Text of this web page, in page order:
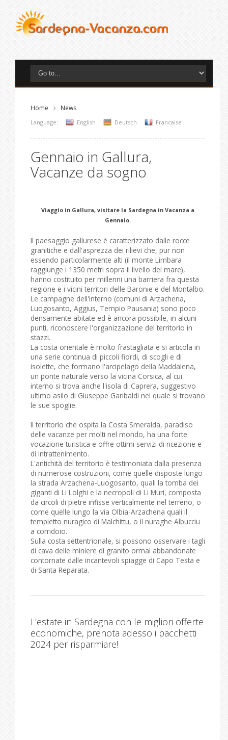
Home News
Language: English Deutsch Francaise
Gennaio in Gallura,
Vacanze da sogno
Viaggio in Gallura, visitare la Sardegna in Vacanza a
Gennaio.
Il paesaggio gallurese è caratterizzato dalle rocce
granitiche e dall'asprezza dei rilievi che, pur non
essendo particolarmente alti (il monte Limbara
raggiunge i 1350 metri sopra il livello del mare),
hanno costituito per millenni una barriera fra questa
regione e i vicini territori delle Baronie e del Montalbo.
Le campagne dell'interno (comuni di Arzachena,
Luogosanto, Aggius, Tempio Pausania) sono poco
densamente abitate ed è ancora possibile, in alcuni
punti, riconoscere l'organizzazione del territorio in
stazzi.
La costa orientale è molto frastagliata e si articola in
una serie continua di piccoli fiordi, di scogli e di
isolette, che formano l'arcipelago della Maddalena,
un ponte naturale verso la vicina Corsica, al cui
interno si trova anche l'isola di Caprera, suggestivo
ultimo asilo di Giuseppe Garibaldi nel quale si trovano
le sue spoglie.
Il territorio che ospita la Costa Smeralda, paradiso
delle vacanze per molti nel mondo, ha una forte
vocazione turistica e offre ottimi servizi di ricezione e
di intrattenimento.
L'antichità del territorio è testimoniata dalla presenza
di numerose costruzioni, come quelle disposte lungo
la strada Arzachena-Luogosanto, quali la tomba dei
giganti di Li Lolghi e la necropoli di Li Muri, composta
da circoli di pietre infisse verticalmente nel terreno, o
come quelle lungo la via Olbia-Arzachena quali il
tempietto nuragico di Malchittu, o il nuraghe Albucciu
a corridoio.
Sulla costa settentrionale, si possono osservare i tagli
di cava delle miniere di granito ormai abbandonate
contornate dalle incantevoli spiagge di Capo Testa e
di Santa Reparata.
L'estate in Sardegna con le migliori offerte
economiche, prenota adesso i pacchetti
2024 per risparmiare!